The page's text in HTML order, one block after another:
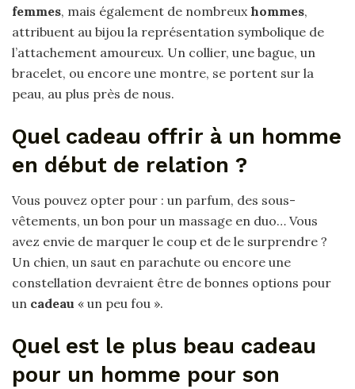
femmes, mais également de nombreux hommes,
attribuent au bijou la représentation symbolique de
l’attachement amoureux. Un collier, une bague, un
bracelet, ou encore une montre, se portent sur la
peau, au plus près de nous.
Quel cadeau offrir à un homme
en début de relation ?
Vous pouvez opter pour : un parfum, des sous-
vêtements, un bon pour un massage en duo… Vous
avez envie de marquer le coup et de le surprendre ?
Un chien, un saut en parachute ou encore une
constellation devraient être de bonnes options pour
un cadeau « un peu fou ».
Quel est le plus beau cadeau
pour un homme pour son